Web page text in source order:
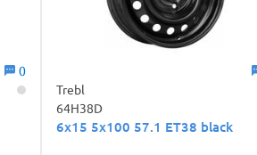
0
Trebl
64H38D
6x15 5x100 57.1 ET38 black